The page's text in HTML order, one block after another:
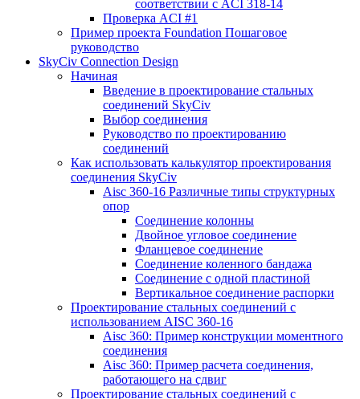
соответствии с ACI 318-14
Проверка ACI #1
Пример проекта Foundation Пошаговое
руководство
SkyCiv Connection Design
Начиная
Введение в проектирование стальных
соединений SkyCiv
Выбор соединения
Руководство по проектированию
соединений
Как использовать калькулятор проектирования
соединения SkyCiv
Aisc 360-16 Различные типы структурных
опор
Соединение колонны
Двойное угловое соединение
Фланцевое соединение
Соединение коленного бандажа
Соединение с одной пластиной
Вертикальное соединение распорки
Проектирование стальных соединений с
использованием AISC 360-16
Aisc 360: Пример конструкции моментного
соединения
Aisc 360: Пример расчета соединения,
работающего на сдвиг
Проектирование стальных соединений с